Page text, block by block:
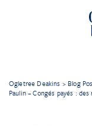
Ogletree Deakins > Blog
Paulin – Congés payés :